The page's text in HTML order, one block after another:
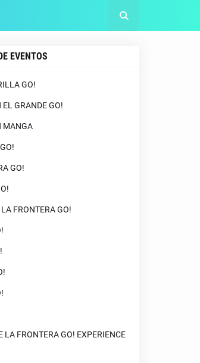
EVENTOS
GO!
GRANDE GO!
MANGA
GO!
FRONTERA GO!
LA FRONTERA GO! EXPERIENCE